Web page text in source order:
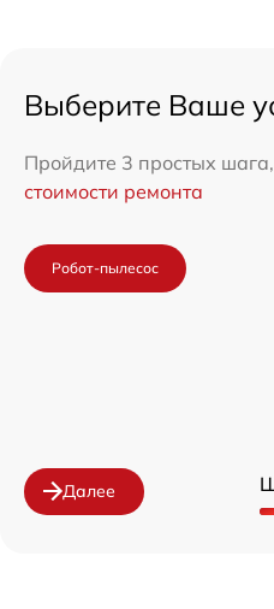
Выберите Ваше
Пройдите 3 простых
стоимости ремонта
Робот-пылесос
Далее